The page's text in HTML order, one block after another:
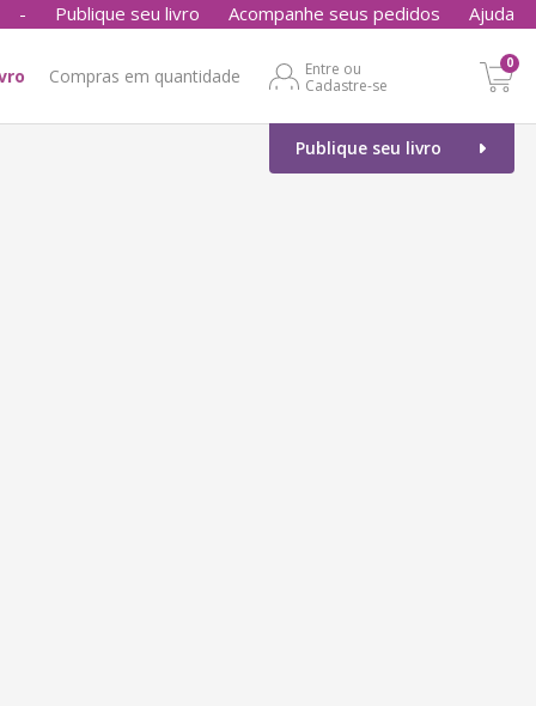
- Publique seu livro Acompanhe seus pedidos Ajuda
Compras em quantidade
Entre ou
Cadastre-se
0
Publique seu livro